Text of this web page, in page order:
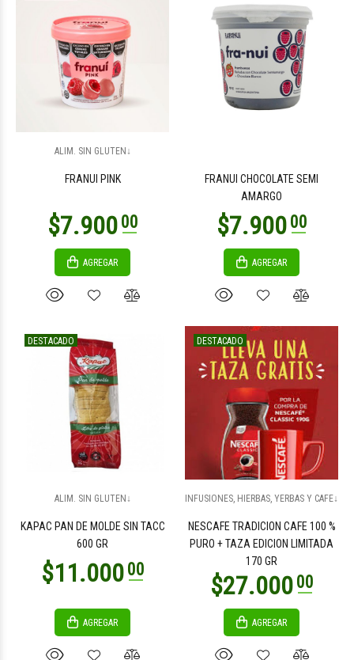
ALIM. SIN GLUTEN↓
FRANUI PINK
AGREGAR
FRANUI CHOCOLATE SEMI
AMARGO
AGREGAR
DESTACADO
ALIM. SIN GLUTEN↓
KAPAC PAN DE MOLDE SIN TACC
600 GR
AGREGAR
DESTACADO
INFUSIONES, HIERBAS, YERBAS Y CAFE↓
NESCAFE TRADICION CAFE 100 %
PURO + TAZA EDICION LIMITADA
170 GR
AGREGAR